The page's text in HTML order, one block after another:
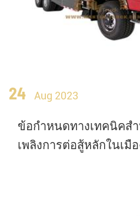
24 Aug 2023
ข้อกำหนดทางเทคนิคส
เพลิงการต่อสู้หลักในเมื